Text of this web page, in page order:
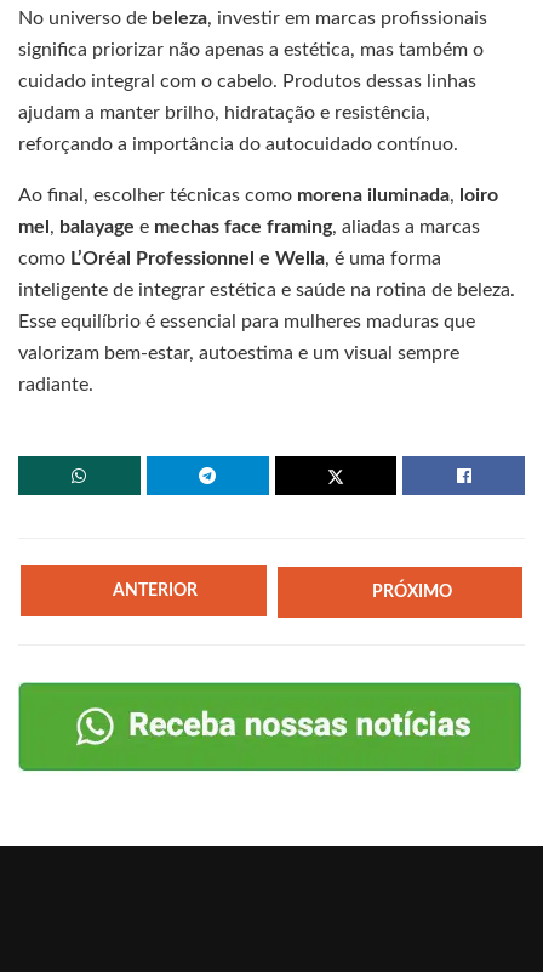
No universo de beleza, investir em marcas profissionais
significa priorizar não apenas a estética, mas também o
cuidado integral com o cabelo. Produtos dessas linhas
ajudam a manter brilho, hidratação e resistência,
reforçando a importância do autocuidado contínuo.
Ao final, escolher técnicas como morena iluminada, loiro
mel , balayage e mechas face framing, aliadas a marcas
como L’Oréal Professionnel e Wella, é uma forma
inteligente de integrar estética e saúde na rotina de beleza.
Esse equilíbrio é essencial para mulheres maduras que
valorizam bem-estar, autoestima e um visual sempre
radiante.
ANTERIOR PRÓXIMO